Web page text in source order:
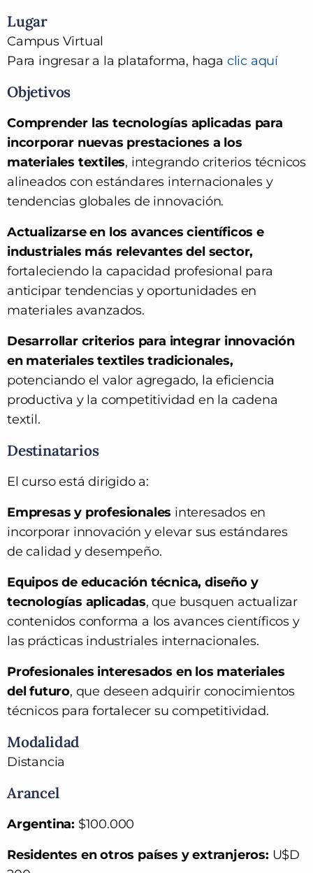
Lugar
Campus Virtual
Para ingresar a la plataforma, haga clic aquí
Objetivos
Comprender las tecnologías aplicadas para
incorporar nuevas prestaciones a los
materiales textiles, integrando criterios técnicos
alineados con estándares internacionales y
tendencias globales de innovación.
Actualizarse en los avances científicos e
industriales más relevantes del sector,
fortaleciendo la capacidad profesional para
anticipar tendencias y oportunidades en
materiales avanzados.
Desarrollar criterios para integrar innovación
en materiales textiles tradicionales,
potenciando el valor agregado, la eficiencia
productiva y la competitividad en la cadena
textil.
Destinatarios
El curso está dirigido a:
Empresas y profesionales interesados en
incorporar innovación y elevar sus estándares
de calidad y desempeño.
Equipos de educación técnica, diseño y
tecnologías aplicadas, que busquen actualizar
contenidos conforma a los avances científicos y
las prácticas industriales internacionales.
Profesionales interesados en los materiales
del futuro, que deseen adquirir conocimientos
técnicos para fortalecer su competitividad.
Modalidad
Distancia
Arancel
Argentina: $100.000
Residentes en otros países y extranjeros: U$D